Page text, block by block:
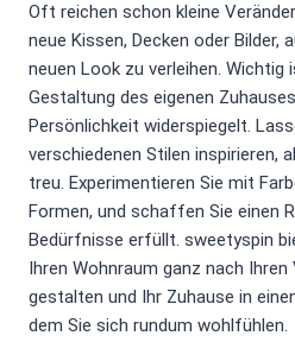
Oft reichen schon kleine
neue Kissen, Decken oder Bilder,
neuen Look zu verleihen. Wichtig
Gestaltung des eigenen
Persönlichkeit widerspiegelt.
verschiedenen Stilen inspirieren,
treu. Experimentieren Sie mit
Formen, und schaffen Sie einen
Bedürfnisse erfüllt. sweetyspin
Ihren Wohnraum ganz nach
gestalten und Ihr Zuhause in
dem Sie sich rundum wohlfühlen.